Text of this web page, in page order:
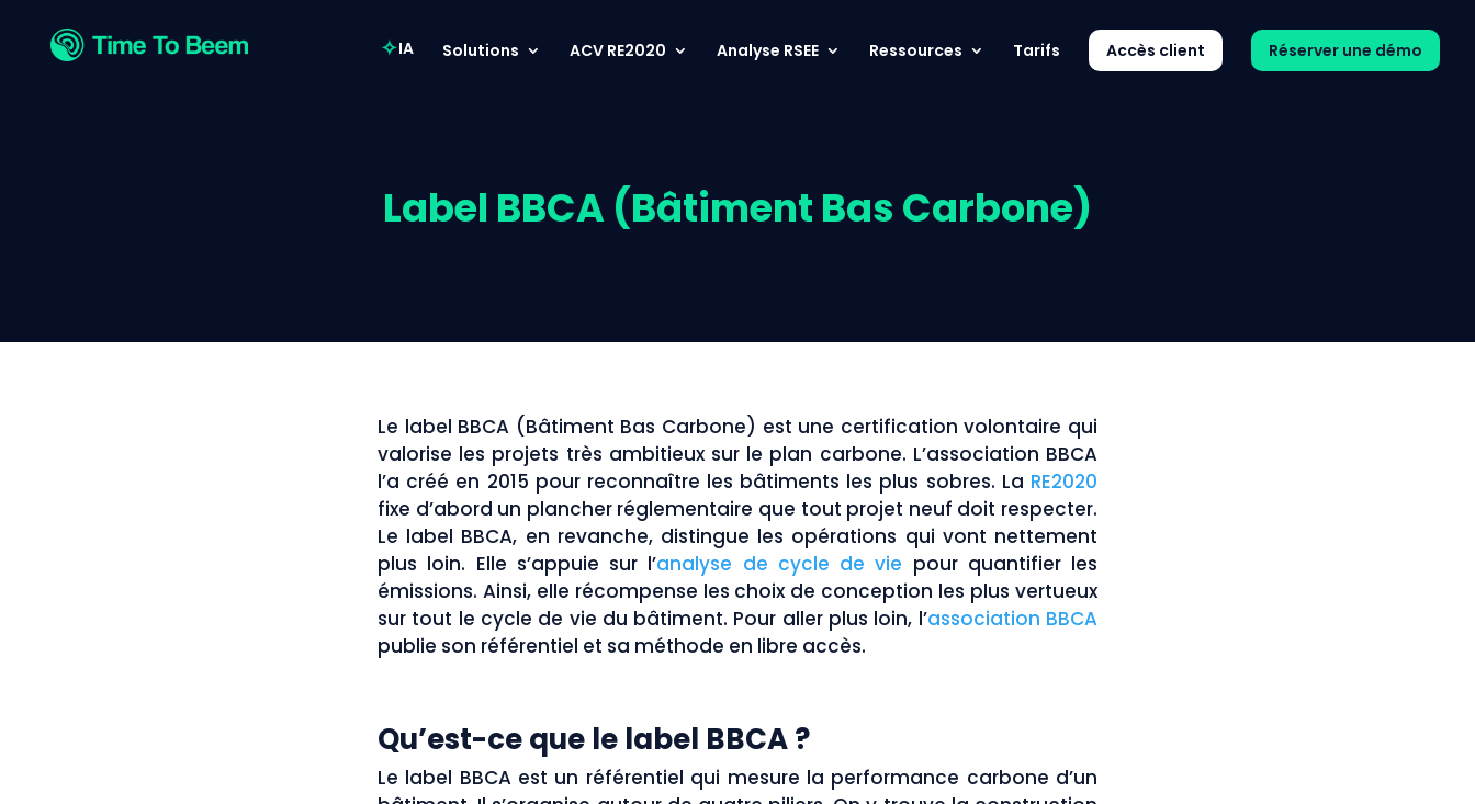
IA Solutions ACV RE2020 Analyse RSEE Ressources Tarifs Accès client Réserver une démo
Label BBCA (Bâtiment Bas Carbone)
Le label BBCA (Bâtiment Bas Carbone) est une certification volontaire qui
valorise les projets très ambitieux sur le plan carbone. L’association BBCA
l’a créé en 2015 pour reconnaître les bâtiments les plus sobres. La RE2020
fixe d’abord un plancher réglementaire que tout projet neuf doit respecter.
Le label BBCA, en revanche, distingue les opérations qui vont nettement
plus loin. Elle s’appuie sur l’analyse de cycle de vie pour quantifier les
émissions. Ainsi, elle récompense les choix de conception les plus vertueux
sur tout le cycle de vie du bâtiment. Pour aller plus loin, l’association BBCA
publie son référentiel et sa méthode en libre accès.
Qu’est-ce que le label BBCA ?
Le label BBCA est un référentiel qui mesure la performance carbone d’un